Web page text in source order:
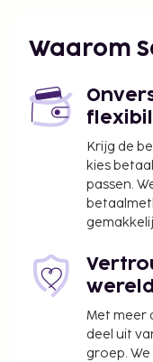
Waarom
Krijg de
kies
passen.
Met meer
deel uit
groep.